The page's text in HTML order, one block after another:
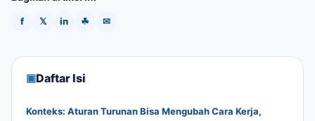
f 𝕏 in ☘ ✉
▣Daftar Isi
Konteks: Aturan Turunan Bisa Mengubah Cara Kerja,